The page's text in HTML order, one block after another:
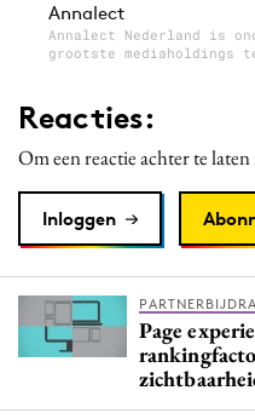
Annalect
Annalect Nederland is
grootste mediaholdings
Reacties:
Om een reactie achter te laten
Inloggen
Page